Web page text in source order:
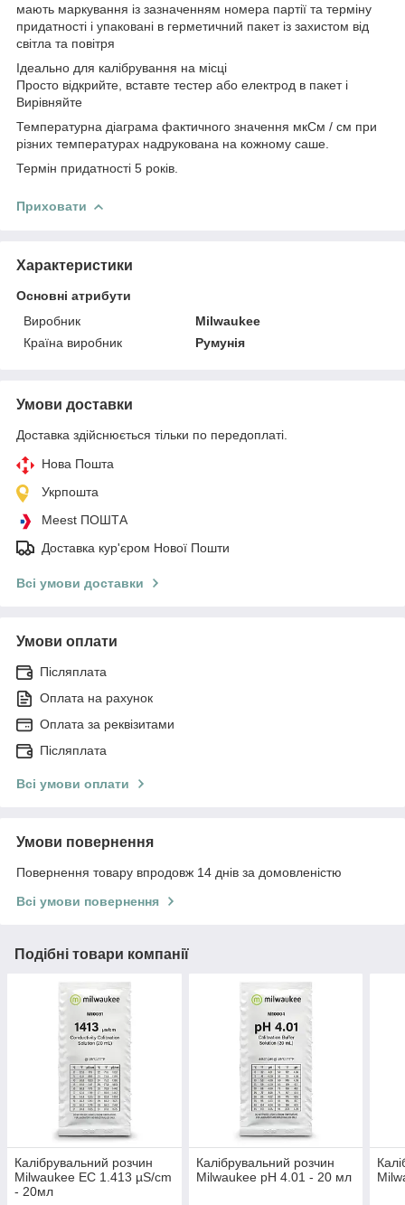
мають маркування із зазначенням номера партії та терміну
придатності і упаковані в герметичний пакет із захистом від
світла та повітря
Ідеально для калібрування на місці
Просто відкрийте, вставте тестер або електрод в пакет і
Вирівняйте
Температурна діаграма фактичного значення мкСм / см при
різних температурах надрукована на кожному саше.
Термін придатності 5 років.
Приховати
Характеристики
Основні атрибути
Виробник
Milwaukee
Країна виробник
Румунія
Умови доставки
Доставка здійснюється тільки по передоплаті.
Нова Пошта
Укрпошта
Meest ПОШТА
Доставка кур'єром Нової Пошти
Всі умови доставки
Умови оплати
Післяплата
Оплата на рахунок
Оплата за реквізитами
Післяплата
Всі умови оплати
Умови повернення
Повернення товару впродовж 14 днів за домовленістю
Всі умови повернення
Подібні товари компанії
Калібрувальний розчин
Milwaukee EC 1.413 µS/cm
- 20мл
Калібрувальний розчин
Milwaukee pH 4.01 - 20 мл